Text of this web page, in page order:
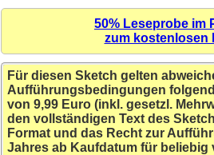
50% Leseprobe im
zum kostenlosen
Für diesen Sketch gelten
Aufführungsbedingungen
von 9,99 Euro (inkl. gesetzl.
den vollständigen Text des
Format und das Recht zur
Jahres ab Kaufdatum für beliebig